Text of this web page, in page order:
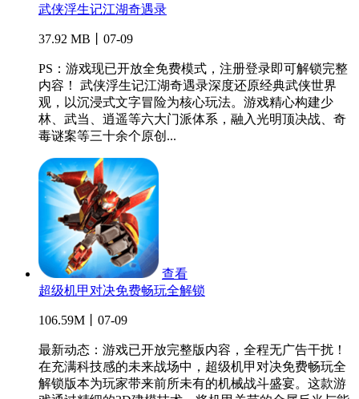
武侠浮生记江湖奇遇录
37.92 MB丨07-09
PS：游戏现已开放全免费模式，注册登录即可解锁完整
内容！ 武侠浮生记江湖奇遇录深度还原经典武侠世界
观，以沉浸式文字冒险为核心玩法。游戏精心构建少
林、武当、逍遥等六大门派体系，融入光明顶决战、奇
毒谜案等三十余个原创...
查看
超级机甲对决免费畅玩全解锁
106.59M丨07-09
最新动态：游戏已开放完整版内容，全程无广告干扰！
在充满科技感的未来战场中，超级机甲对决免费畅玩全
解锁版本为玩家带来前所未有的机械战斗盛宴。这款游